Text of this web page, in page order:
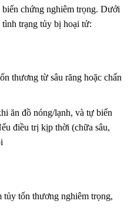
chứng nghiêm trọng. Dưới
trạng tủy bị hoại tử:
thương từ sâu răng hoặc chấn
ăn đồ nóng/lạnh, và tự biến
điều trị kịp thời (chữa sâu,
tủy tổn thương nghiêm trọng,